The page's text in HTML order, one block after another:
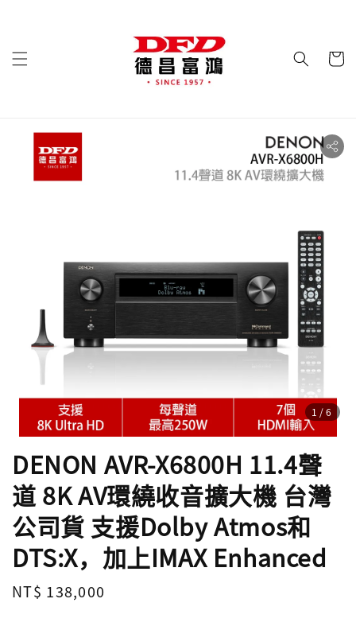
1 /6
DENON AVR-X6800H 11.4聲
道 8K AV環繞收音擴大機 台灣
公司貨 支援Dolby Atmos和
DTS:X，加上IMAX Enhanced
Regular
NT$ 138,000